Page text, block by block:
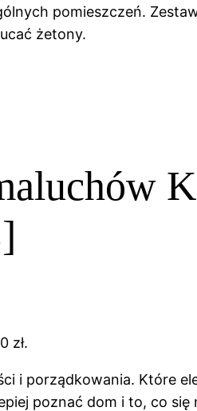
pomieszczeń.
żetony.
zł.
i porządkowania. Które
poznać dom i to, co się